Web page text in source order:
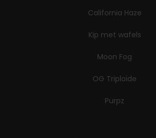
California Haze
Kip met wafels
Moon Fog
OG Triploïde
Purpz